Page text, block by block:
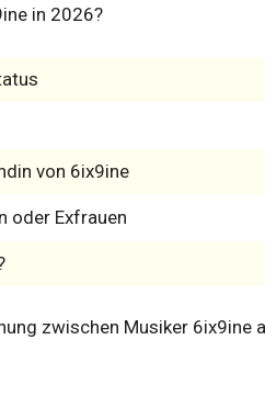
in 2026?
von 6ix9ine
oder Exfrauen
zwischen Musiker 6ix9ine